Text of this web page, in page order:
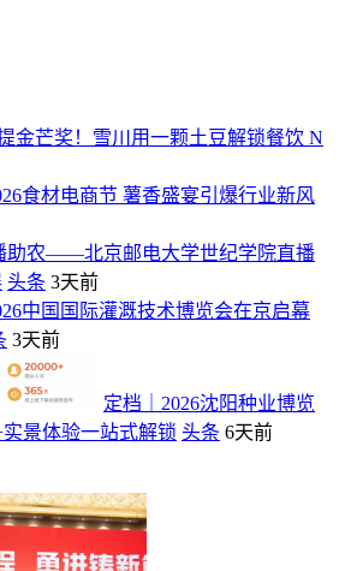
金芒奖！雪川用一颗土豆解锁餐饮 N
食材电商节 薯香盛宴引爆行业新风
助农——北京邮电大学世纪学院直播
头条 3天前
中国国际灌溉技术博览会在京启幕
3天前
定档｜2026沈阳种业博览
景体验一站式解锁 头条 6天前